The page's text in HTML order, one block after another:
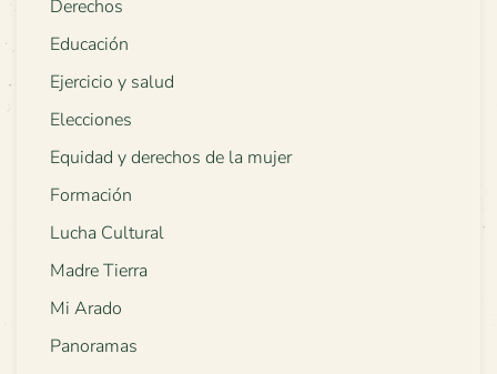
Derechos
Educación
Ejercicio y salud
Elecciones
Equidad y derechos de la mujer
Formación
Lucha Cultural
Madre Tierra
Mi Arado
Panoramas